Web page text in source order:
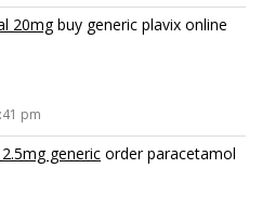
20mgbuy generic plavix online
pm
generic order paracetamol